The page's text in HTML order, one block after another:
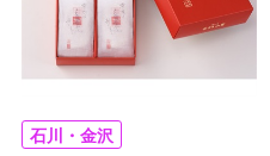
石川・金沢